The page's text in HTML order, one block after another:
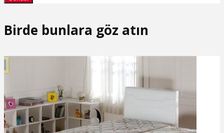
Birde bunlara göz atın